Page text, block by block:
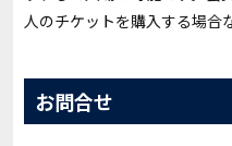
人のチケットを購入する場合
お問合せ